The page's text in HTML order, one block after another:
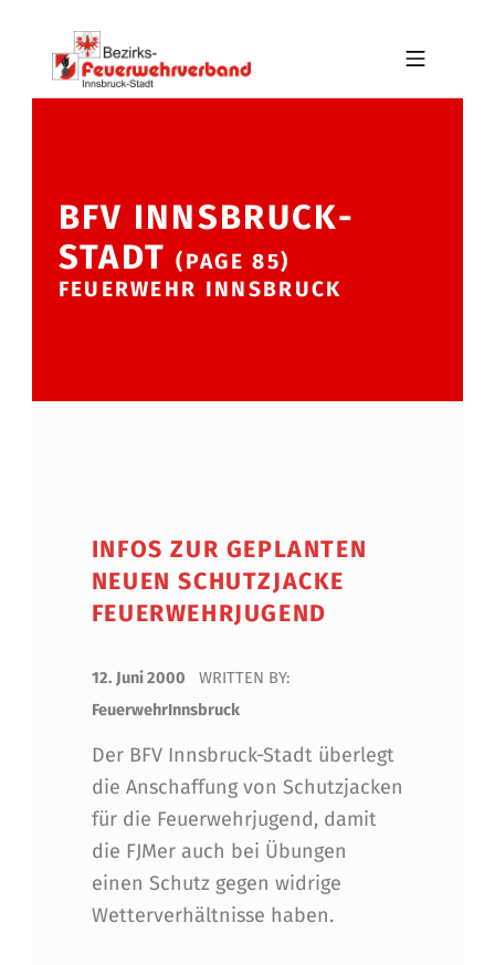
Skip to main navigation
Skip to main content
Skip to footer
BFV INNSBRUCK-STADT
BFV INNSBRUCK-
STADT(PAGE 85)
—
FEUERWEHR INNSBRUCK
INFOS ZUR GEPLANTEN
NEUEN SCHUTZJACKE
FEUERWEHRJUGEND
12. Juni 2000
WRITTEN BY:
FeuerwehrInnsbruck
Der BFV Innsbruck-Stadt überlegt
die Anschaffung von Schutzjacken
für die Feuerwehrjugend, damit
die FJMer auch bei Übungen
einen Schutz gegen widrige
Wetterverhältnisse haben.